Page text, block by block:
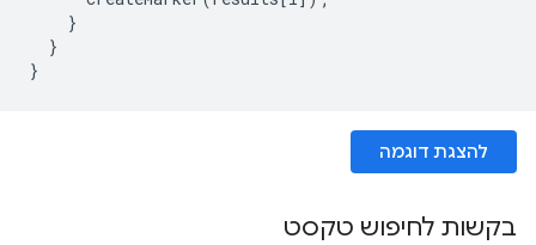
}
}
}
להצגת דוגמה
בקשות לחיפוש טקסט